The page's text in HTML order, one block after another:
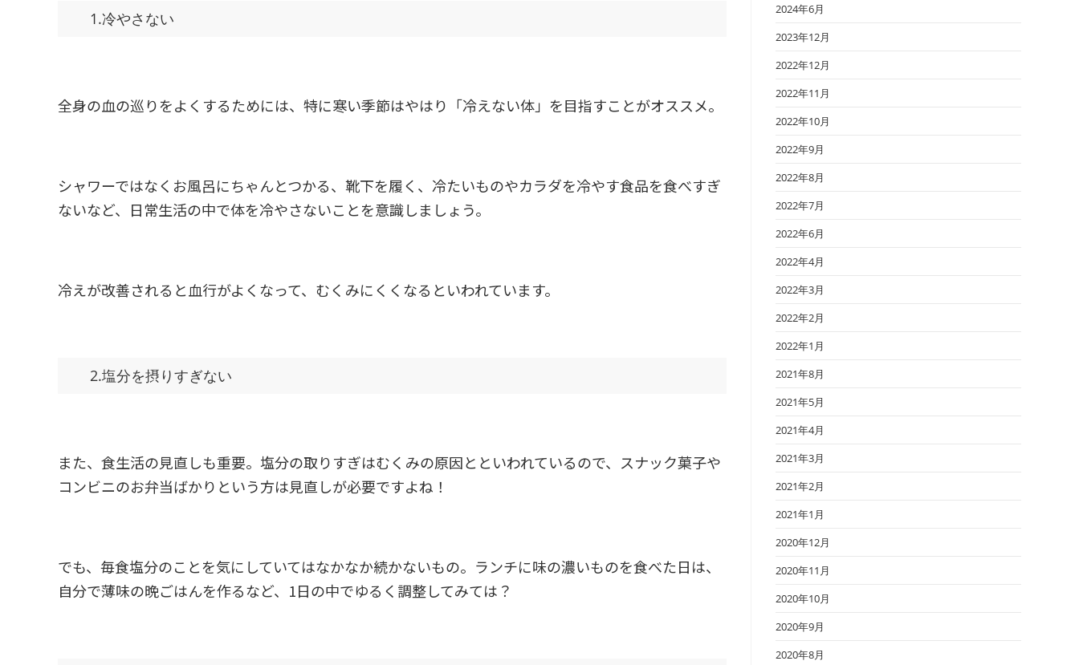
1.冷やさない
全身の血の巡りをよくするためには、特に寒い季節はやはり「冷えない体」を目指すことがオススメ。
シャワーではなくお風呂にちゃんとつかる、靴下を履く、冷たいものやカラダを冷やす食品を食べすぎ
ないなど、日常生活の中で体を冷やさないことを意識しましょう。
冷えが改善されると血行がよくなって、むくみにくくなるといわれています。
2.塩分を摂りすぎない
また、食生活の見直しも重要。塩分の取りすぎはむくみの原因とといわれているので、スナック菓子や
コンビニのお弁当ばかりという方は見直しが必要ですよね！
でも、毎食塩分のことを気にしていてはなかなか続かないもの。ランチに味の濃いものを食べた日は、
自分で薄味の晩ごはんを作るなど、1日の中でゆるく調整してみては？
2024年6月
2023年12月
2022年12月
2022年11月
2022年10月
2022年9月
2022年8月
2022年7月
2022年6月
2022年4月
2022年3月
2022年2月
2022年1月
2021年8月
2021年5月
2021年4月
2021年3月
2021年2月
2021年1月
2020年12月
2020年11月
2020年10月
2020年9月
2020年8月